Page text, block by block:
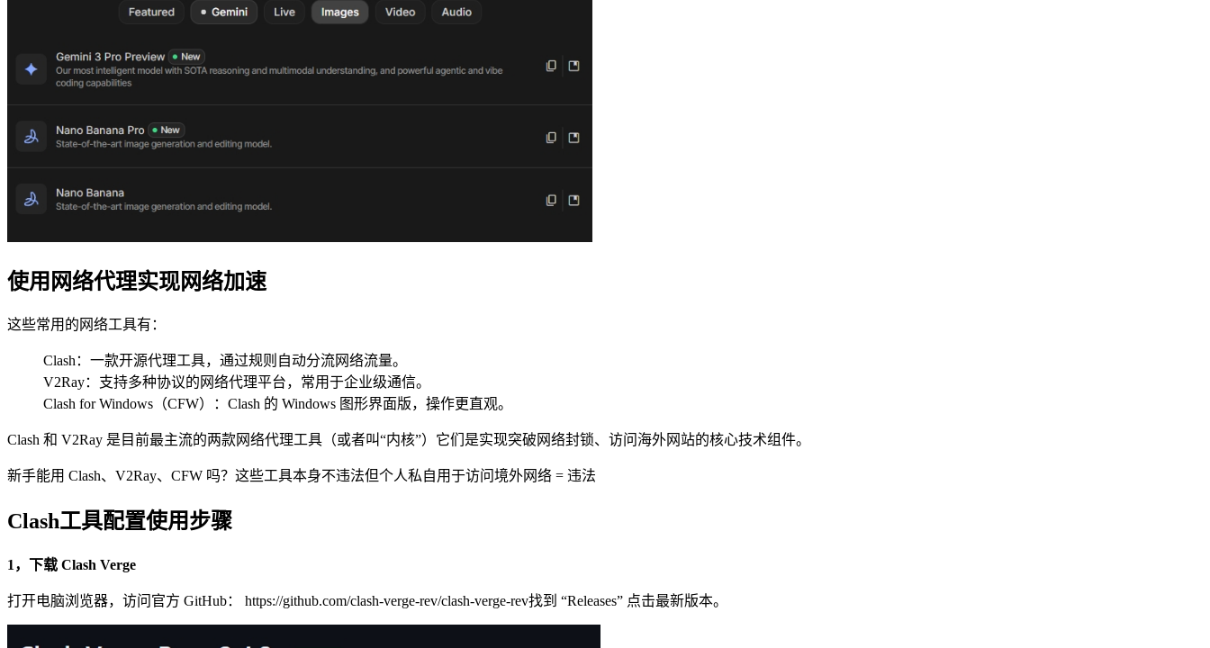
使用网络代理实现网络加速
这些常用的网络工具有：
Clash：一款开源代理工具，通过规则自动分流网络流量。
V2Ray：支持多种协议的网络代理平台，常用于企业级通信。
Clash for Windows（CFW）：Clash 的 Windows 图形界面版，操作更直观。
Clash 和 V2Ray 是目前最主流的两款网络代理工具（或者叫“内核”）它们是实现突破网络封锁、访问海外网站的核心技术组件。
新手能用 Clash、V2Ray、CFW 吗？这些工具本身不违法但个人私自用于访问境外网络 = 违法
Clash工具配置使用步骤
1，下载 Clash Verge
打开电脑浏览器，访问官方 GitHub： https://github.com/clash-verge-rev/clash-verge-rev找到 “Releases” 点击最新版本。